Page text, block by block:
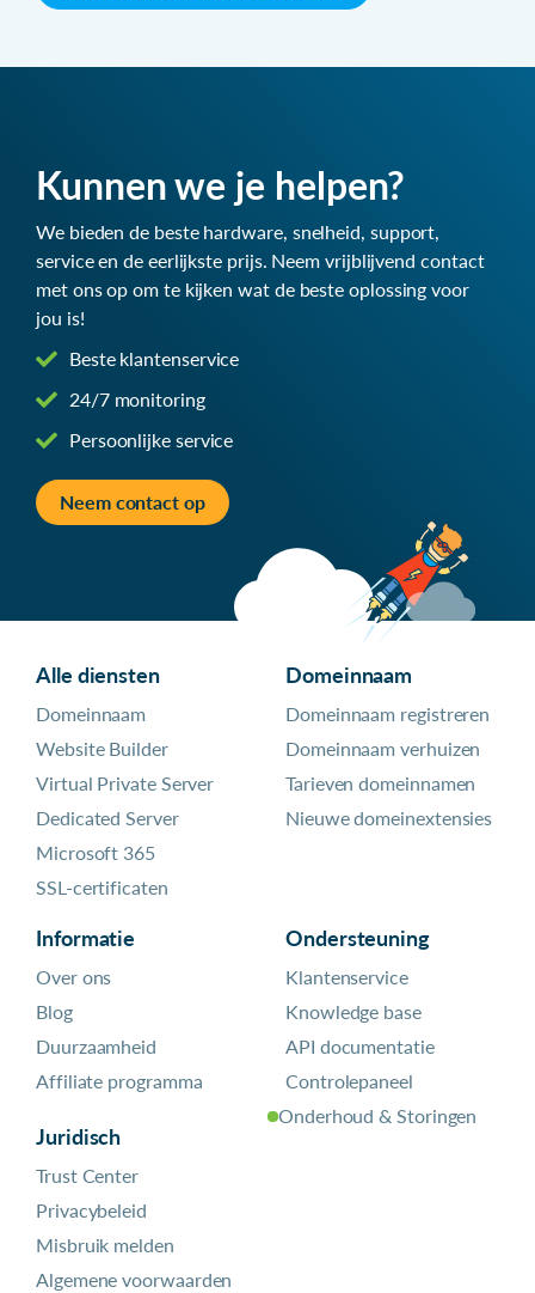
Kunnen we je helpen?
We bieden de beste hardware, snelheid, support,
service en de eerlijkste prijs. Neem vrijblijvend contact
met ons op om te kijken wat de beste oplossing voor
jou is!
Beste klantenservice
24/7 monitoring
Persoonlijke service
Neem contact op
Alle diensten
Domeinnaam
Website Builder
Virtual Private Server
Dedicated Server
Microsoft 365
SSL-certificaten
Domeinnaam
Domeinnaam registreren
Domeinnaam verhuizen
Tarieven domeinnamen
Nieuwe domeinextensies
Informatie
Over ons
Blog
Duurzaamheid
Affiliate programma
Juridisch
Trust Center
Privacybeleid
Misbruik melden
Algemene voorwaarden
Ondersteuning
Klantenservice
Knowledge base
API documentatie
Controlepaneel
Onderhoud & Storingen